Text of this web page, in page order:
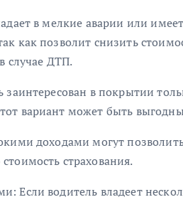
в мелкие аварии или
как позволит снизить
случае ДТП.
в покрытии
вариант может быть
доходами могут
страхования.
Если водитель владеет